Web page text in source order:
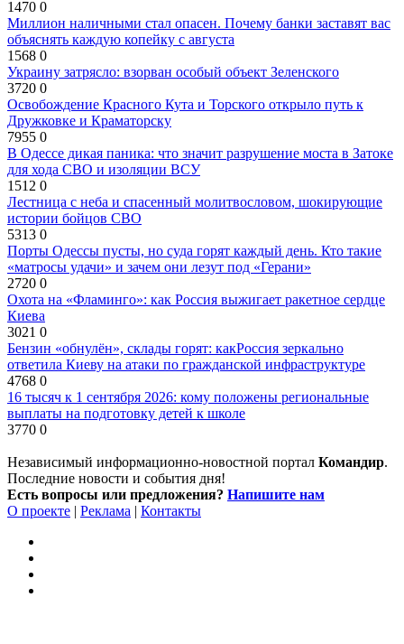
1470 0
Миллион наличными стал опасен. Почему банки заставят вас
объяснять каждую копейку с августа
1568 0
Украину затрясло: взорван особый объект Зеленского
3720 0
Освобождение Красного Кута и Торского открыло путь к
Дружковке и Краматорску
7955 0
В Одессе дикая паника: что значит разрушение моста в Затоке
для хода СВО и изоляции ВСУ
1512 0
Лестница с неба и спасенный молитвословом, шокирующие
истории бойцов СВО
5313 0
Порты Одессы пусты, но суда горят каждый день. Кто такие
«матросы удачи» и зачем они лезут под «Герани»
2720 0
Охота на «Фламинго»: как Россия выжигает ракетное сердце
Киева
3021 0
Бензин «обнулён», склады горят: какРоссия зеркально
ответила Киеву на атаки по гражданской инфраструктуре
4768 0
16 тысяч к 1 сентября 2026: кому положены региональные
выплаты на подготовку детей к школе
3770 0
Независимый информационно-новостной портал Командир.
Последние новости и события дня!
Есть вопросы или предложения? Напишите нам
О проекте | Реклама | Контакты